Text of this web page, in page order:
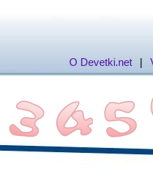
O Devetki.net |